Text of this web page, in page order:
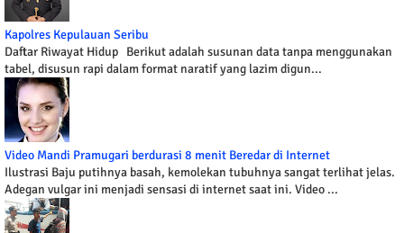
Kapolres Kepulauan Seribu
Daftar Riwayat Hidup Berikut adalah susunan data tanpa menggunakan
tabel, disusun rapi dalam format naratif yang lazim digun...
Video Mandi Pramugari berdurasi 8 menit Beredar di Internet
Ilustrasi Baju putihnya basah, kemolekan tubuhnya sangat terlihat jelas.
Adegan vulgar ini menjadi sensasi di internet saat ini. Video ...